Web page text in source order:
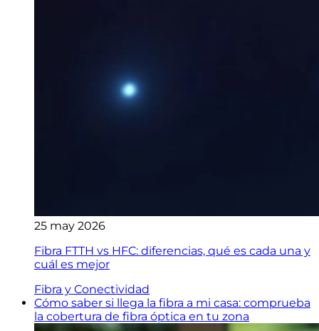
25 may 2026
Fibra FTTH vs HFC: diferencias, qué es cada una y
cuál es mejor
Fibra y Conectividad
Cómo saber si llega la fibra a mi casa: comprueba
la cobertura de fibra óptica en tu zona